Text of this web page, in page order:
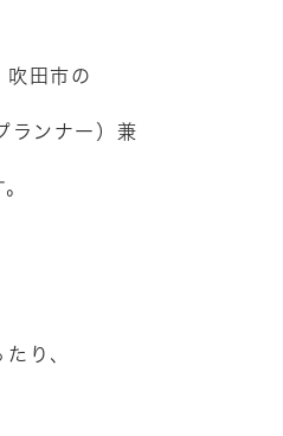
田市の
ランナー）兼
り、